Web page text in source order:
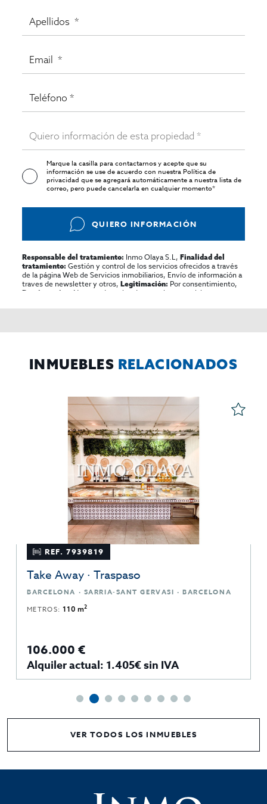
Marque la casilla para contactarnos y acepte que su
información se use de acuerdo con nuestraPolítica de
privacidadque se agregará automáticamente a nuestra lista de
correo, pero puede cancelarla en cualquier momento*
QUIERO INFORMACIÓN
Responsable del tratamiento: Inmo Olaya S.L,Finalidad del
tratamiento: Gestión y control de los servicios ofrecidos a través
de la página Web de Servicios inmobiliarios, Envío de información a
traves de newsletter y otros,Legitimación: Por consentimiento,
Destinatarios:
No se cederan los datos, salvo para elaborar
rectificar y suprimir los datos, solicitar la portabilidad de los
INMUEBLES RELACIONADOS
REF. 7939819
Take Away · Traspaso
BARCELONA · SARRIA-SANT GERVASI · BARCELONA
METROS:110 m2
106.000 €
Alquiler actual: 1.405€ sin IVA
VER TODOS LOS INMUEBLES